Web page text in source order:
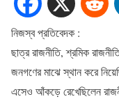
নিজস্ব প্রতিবেদক :
ছাত্র রাজনীতি, শ্রমিক
জনগণের মাঝে স্থান করে
এসেও আঁকড়ে রেখেছিলেন